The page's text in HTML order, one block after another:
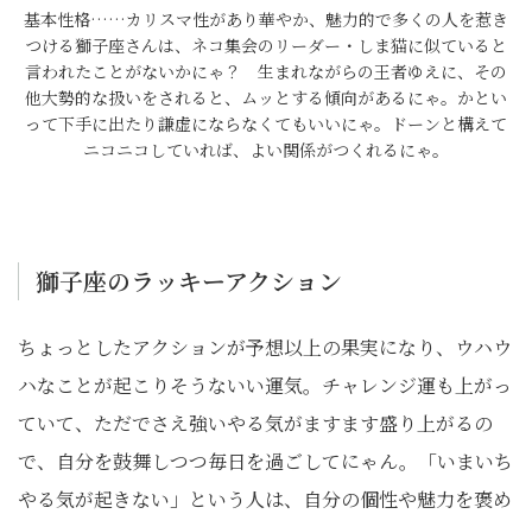
基本性格……カリスマ性があり華やか、魅力的で多くの人を惹き
つける獅子座さんは、ネコ集会のリーダー・しま猫に似ていると
言われたことがないかにゃ？ 生まれながらの王者ゆえに、その
他大勢的な扱いをされると、ムッとする傾向があるにゃ。かとい
って下手に出たり謙虚にならなくてもいいにゃ。ドーンと構えて
ニコニコしていれば、よい関係がつくれるにゃ。
獅子座のラッキーアクション
ちょっとしたアクションが予想以上の果実になり、ウハウ
ハなことが起こりそうないい運気。チャレンジ運も上がっ
ていて、ただでさえ強いやる気がますます盛り上がるの
で、自分を鼓舞しつつ毎日を過ごしてにゃん。「いまいち
やる気が起きない」という人は、自分の個性や魅力を褒め